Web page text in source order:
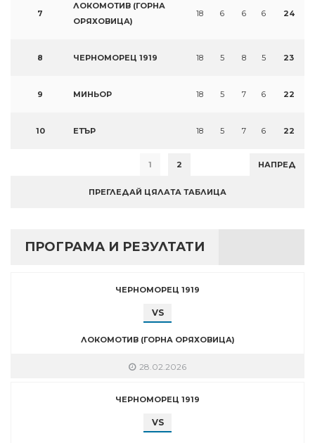
7
ЛОКОМОТИВ (ГОРНА
ОРЯХОВИЦА)
18 6 6 6 24
8 ЧЕРНОМОРЕЦ 1919 18 5 8 5 23
9 МИНЬОР 18 5 7 6 22
10 ЕТЪР 18 5 7 6 22
1 2 НАПРЕД
ПРЕГЛЕДАЙ ЦЯЛАТА ТАБЛИЦА
ПРОГРАМА И РЕЗУЛТАТИ
ЧЕРНОМОРЕЦ 1919
VS
ЛОКОМОТИВ (ГОРНА ОРЯХОВИЦА)
28.02.2026
ЧЕРНОМОРЕЦ 1919
VS